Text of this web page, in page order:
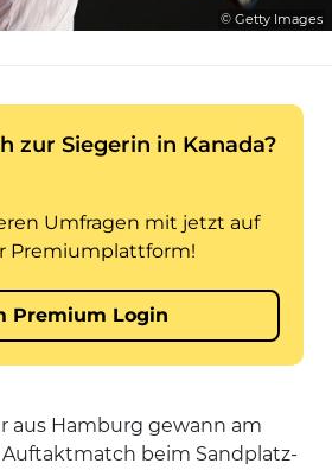
© Getty Images
aus Hamburg gewann am
Auftaktmatch beim Sandplatz-